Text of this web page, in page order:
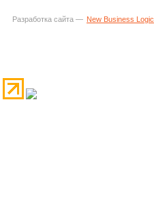
Разработка сайта — New Business Logic